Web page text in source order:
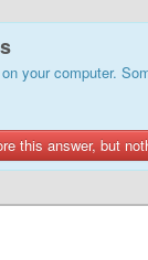
your computer.
this answer, but